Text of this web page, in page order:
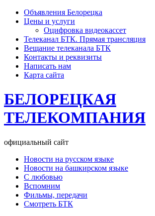
Объявления Белорецка
Цены и услуги
Оцифровка видеокассет
Телеканал БТК. Прямая трансляция
Вещание телеканала БТК
Контакты и реквизиты
Написать нам
Карта сайта
БЕЛОРЕЦКАЯ
ТЕЛЕКОМПАНИЯ
официальный сайт
Новости на русском языке
Новости на башкирском языке
С любовью
Вспомним
Фильмы, передачи
Смотреть БТК